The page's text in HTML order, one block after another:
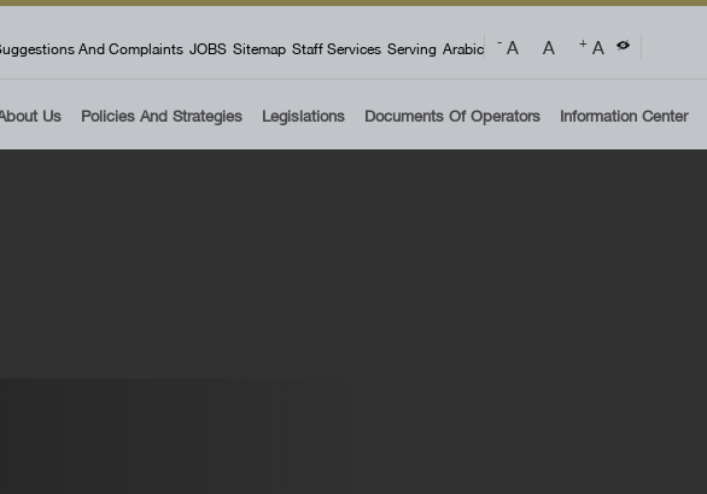
And Complaints JOBS Sitemap Staff Services Serving Arabic -A A + A
Us Policies And Strategies Legislations Documents Of Operators Information Center